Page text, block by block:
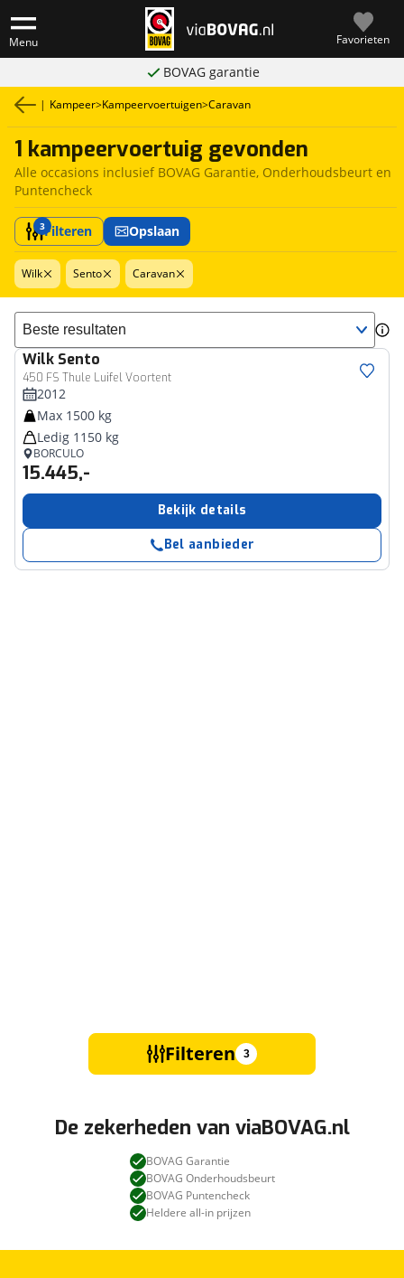
Menu Favorieten
BOVAG garantie
| Kampeer>Kampeervoertuigen>Caravan
1 kampeervoertuig gevonden
Alle occasions inclusief BOVAG Garantie, Onderhoudsbeurt en
Puntencheck
3Filteren Opslaan
Wilk Sento Caravan
Sorteer resultaten
Wilk Sento
450 FS Thule Luifel Voortent
2012
Max 1500 kg
Ledig 1150 kg
BORCULO
15.445,-
Bekijk details
Bel aanbieder
Filteren 3
De zekerheden van viaBOVAG.nl
BOVAG Garantie
BOVAG Onderhoudsbeurt
BOVAG Puntencheck
Heldere all-in prijzen